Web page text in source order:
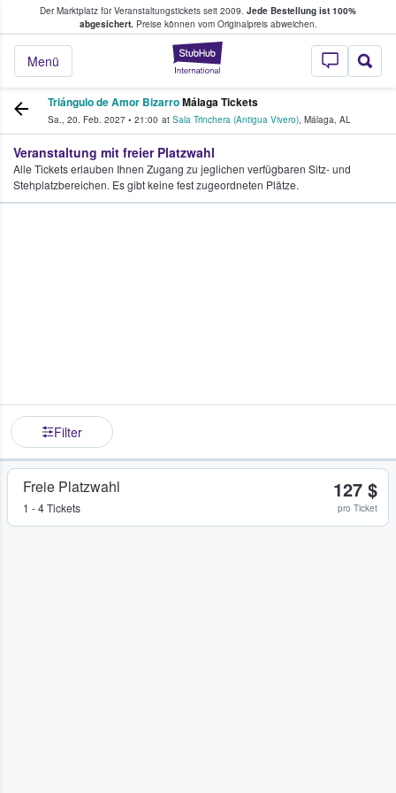
Der Marktplatz für Veranstaltungstickets seit 2009. Jede Bestellung ist 100%
abgesichert.Preise können vom Originalpreis abweichen.
StubHub - Wo
Menü
Tickets kaufen & verkaufen
Triángulo de Amor BizarroMálaga Tickets
Sa., 20. Feb. 2027 • 21:00 at Sala Trinchera (Antigua Vivero), Málaga, AL
Veranstaltung mit freier Platzwahl
Alle Tickets erlauben Ihnen Zugang zu jeglichen verfügbaren Sitz- und
Stehplatzbereichen. Es gibt keine fest zugeordneten Plätze.
Filter
Freie Platzwahl
1 - 4 Tickets
127 $
pro Ticket